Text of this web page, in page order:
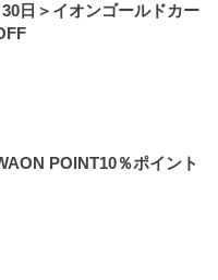
日＞イオンゴールドカー
POINT10％ポイント